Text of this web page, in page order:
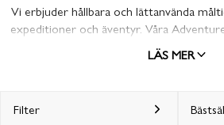
Vi erbjuder hållbara och lättanvända
expeditioner och äventyr. Våra
att ge maximal näring och energi
förhållanden. De är kompakta, enkla att
vi ger dig kraft att
LÄS MER
Filter